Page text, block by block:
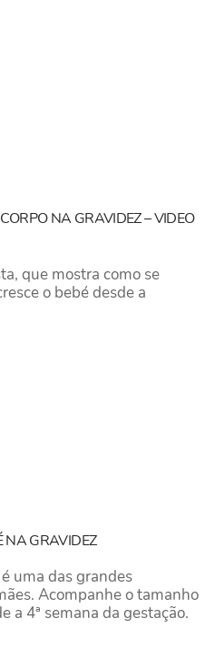
NA GRAVIDEZ – VIDEO
que mostra como se
o bebé desde a
NA GRAVIDEZ
uma das grandes
Acompanhe o tamanho
a 4ª semana da gestação.